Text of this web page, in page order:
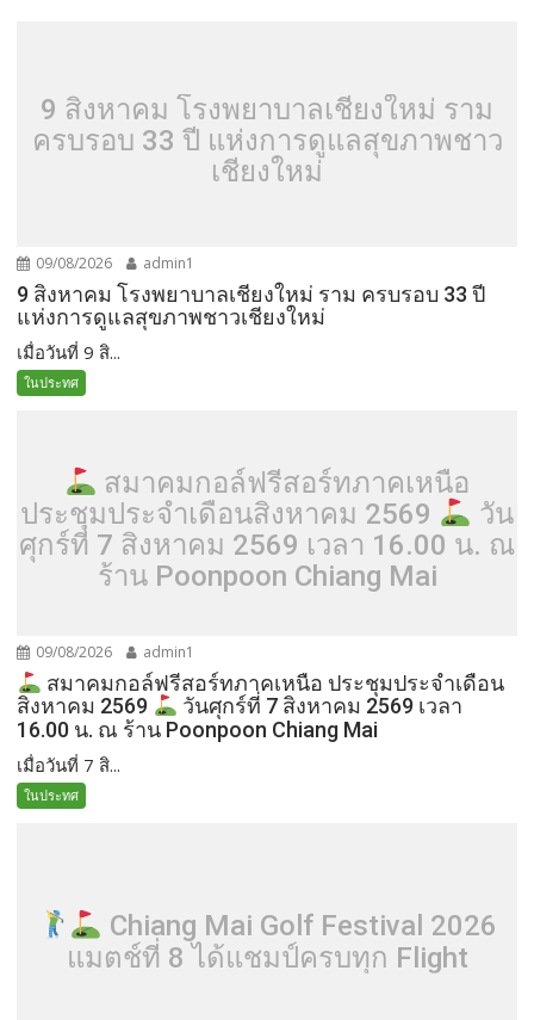
9 สิงหาคม โรงพยาบาลเชียงใหม่ ราม
ครบรอบ 33 ปี แห่งการดูแลสุขภาพชาว
เชียงใหม่
09/08/2026 admin1
9 สิงหาคม โรงพยาบาลเชียงใหม่ ราม ครบรอบ 33 ปี
แห่งการดูแลสุขภาพชาวเชียงใหม่
เมื่อวันที่ 9 สิ...
ในประทศ
สมาคมกอล์ฟรีสอร์ทภาคเหนือ
ประชุมประจำเดือนสิงหาคม 2569
วัน
ศุกร์ที่ 7 สิงหาคม 2569 เวลา 16.00 น. ณ
ร้าน Poonpoon Chiang Mai
09/08/2026 admin1
สมาคมกอล์ฟรีสอร์ทภาคเหนือ ประชุมประจำเดือน
สิงหาคม 2569
วันศุกร์ที่ 7 สิงหาคม 2569 เวลา
16.00 น. ณ ร้าน Poonpoon Chiang Mai
เมื่อวันที่ 7 สิ...
ในประทศ
Chiang Mai Golf Festival 2026
แมตช์ที่ 8 ได้แชมป์ครบทุก Flight